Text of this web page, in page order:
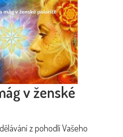
v ženské
z pohodlí Vašeho